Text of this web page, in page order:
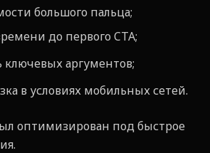
большого пальца;
до первого CTA;
ключевых аргументов;
в условиях мобильных сетей.
оптимизирован под быстрое